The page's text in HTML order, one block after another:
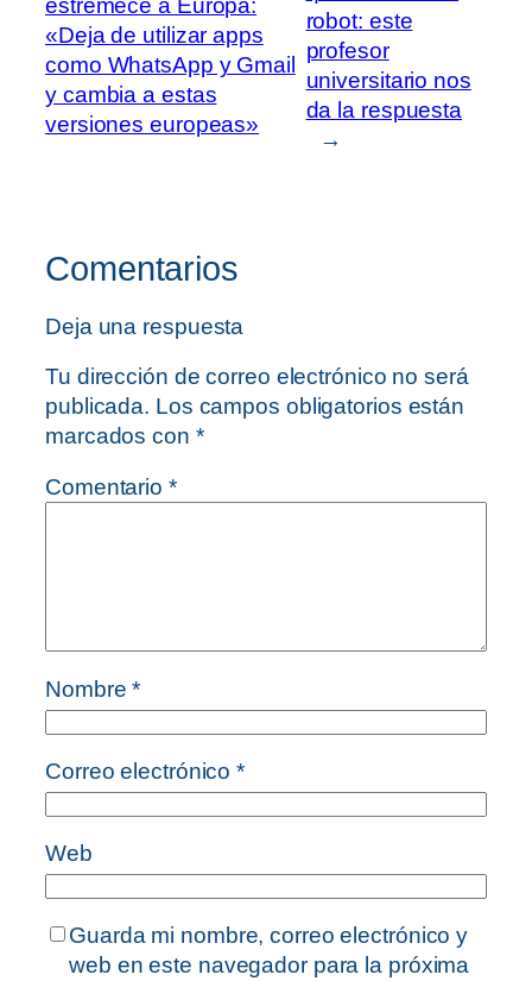
estremece a Europa:
«Deja de utilizar apps
como WhatsApp y Gmail
y cambia a estas
versiones europeas»
robot: este
profesor
universitario nos
da la respuesta
→
Comentarios
Deja una respuesta
Tu dirección de correo electrónico no será
publicada. Los campos obligatorios están
marcados con *
Comentario *
Nombre*
Correo electrónico*
Web
Guarda mi nombre, correo electrónico y
web en este navegador para la próxima